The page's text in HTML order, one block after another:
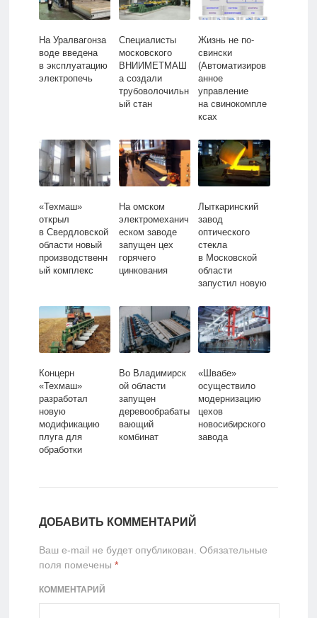
На Уралвагонза
воде введена
в эксплуатацию
электропечь
Специалисты
московского
ВНИИМЕТМАШ
а создали
трубоволочильн
ый стан
Жизнь не по-
свински
(Автоматизиров
анное
управление
на свинокомпле
ксах
ектации»)
«Техмаш»
открыл
в Свердловской
области новый
производственн
ый комплекс
На омском
электромеханич
еском заводе
запущен цех
горячего
цинкования
Лыткаринский
завод
оптического
стекла
в Московской
области
запустил новую
печь
Концерн
«Техмаш»
разработал
новую
модификацию
плуга для
обработки
Во Владимирск
ой области
запущен
деревообрабаты
вающий
комбинат
«Швабе»
осуществило
модернизацию
цехов
новосибирского
завода
ДОБАВИТЬ КОММЕНТАРИЙ
Ваш e-mail не будет опубликован. Обязательные
поля помечены *
КОММЕНТАРИЙ